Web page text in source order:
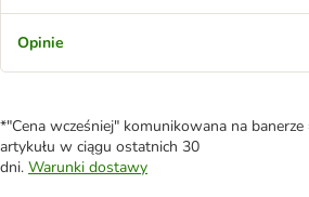
Opinie
*"Cena wcześniej" komunikowana na
artykułu w ciągu ostatnich 30
dni. Warunki dostawy